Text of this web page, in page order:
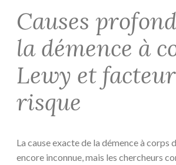
Causes
la démence à
Lewy et
risque
La cause exacte de la démence à corps
encore inconnue, mais les chercheurs